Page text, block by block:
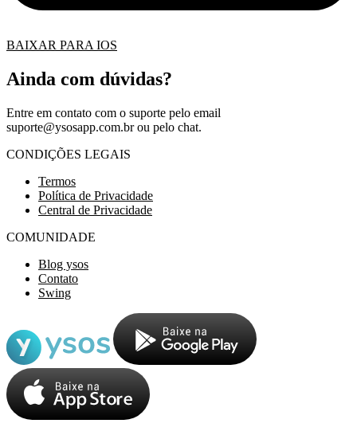
BAIXAR PARA IOS
Ainda com dúvidas?
Entre em contato com o suporte pelo email
suporte@ysosapp.com.brou pelo chat.
CONDIÇÕES LEGAIS
Termos
Política de Privacidade
Central de Privacidade
COMUNIDADE
Blog ysos
Contato
Swing